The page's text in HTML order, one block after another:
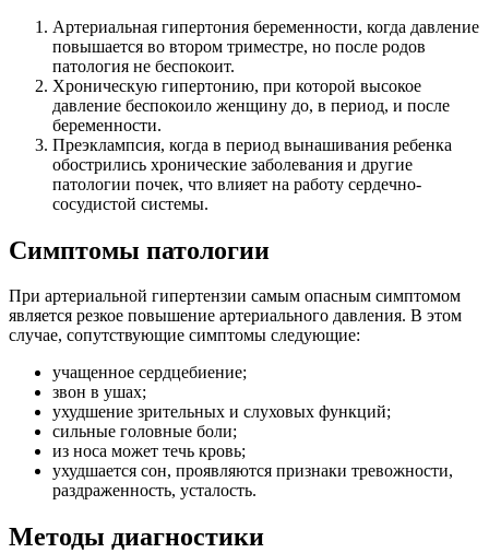
Артериальная гипертония беременности, когда давление
повышается во втором триместре, но после родов
патология не беспокоит.
Хроническую гипертонию, при которой высокое
давление беспокоило женщину до, в период, и после
беременности.
Преэклампсия, когда в период вынашивания ребенка
обострились хронические заболевания и другие
патологии почек, что влияет на работу сердечно-
сосудистой системы.
Симптомы патологии
При артериальной гипертензии самым опасным симптомом
является резкое повышение артериального давления. В этом
случае, сопутствующие симптомы следующие:
учащенное сердцебиение;
звон в ушах;
ухудшение зрительных и слуховых функций;
сильные головные боли;
из носа может течь кровь;
ухудшается сон, проявляются признаки тревожности,
раздраженность, усталость.
Методы диагностики